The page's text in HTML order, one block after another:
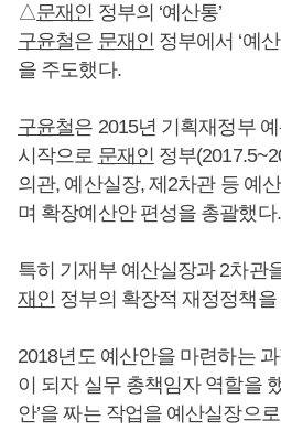
△문재인 정부의 ‘예산통’
구윤철은 문재인 정부에서 ‘예
을 주도했다.
구윤철은 2015년 기획재정부
시작으로 문재인 정부
의관, 예산실장, 제2차관 등 예
며 확장예산안 편성을 총괄했다.
특히 기재부 예산실장과 2차관
재인 정부의 확장적 재정정책
2018년도 예산안을 마련하는
이 되자 실무 총책임자 역할을
안’을 짜는 작업을 예산실장으